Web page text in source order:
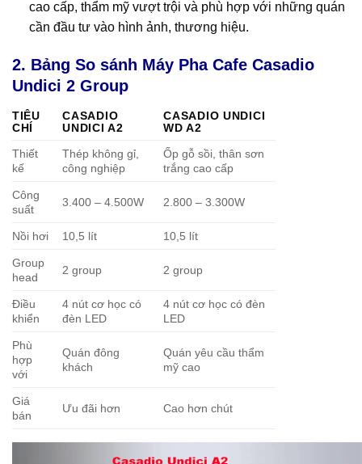
cao cấp, thẩm mỹ vượt trội và phù hợp với những quán
cần đầu tư vào hình ảnh, thương hiệu.
2. Bảng So sánh Máy Pha Cafe Casadio
Undici 2 Group
TIÊU
CHÍ
CASADIO
UNDICI A2
CASADIO UNDICI
WD A2
Thiết
kế
Thép không gỉ,
công nghiệp
Ốp gỗ sồi, thân sơn
trắng cao cấp
Công
suất
3.400 – 4.500W 2.800 – 3.300W
Nồi hơi 10,5 lít 10,5 lít
Group
head
2 group 2 group
Điều
khiển
4 nút cơ học có
đèn LED
4 nút cơ học có đèn
LED
Phù
hợp
với
Quán đông
khách
Quán yêu cầu thẩm
mỹ cao
Giá
bán
Ưu đãi hơn Cao hơn chút
Nên chọn máy nào? So sánh Máy Pha Cafe